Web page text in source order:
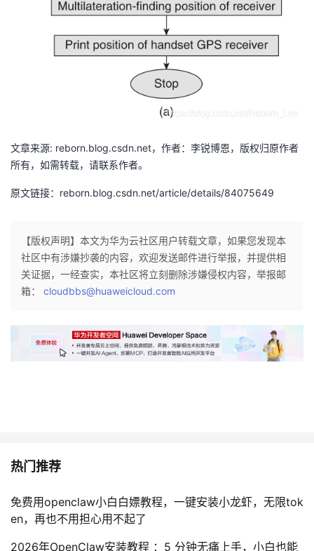
文章来源: reborn.blog.csdn.net，作者：李锐博恩，版权归原作者
所有，如需转载，请联系作者。
原文链接：reborn.blog.csdn.net/article/details/84075649
【版权声明】本文为华为云社区用户转载文章，如果您发现本
社区中有涉嫌抄袭的内容，欢迎发送邮件进行举报，并提供相
关证据，一经查实，本社区将立刻删除涉嫌侵权内容，举报邮
箱： cloudbbs@huaweicloud.com
热门推荐
免费用openclaw小白白嫖教程，一键安装小龙虾，无限tok
en，再也不用担心用不起了
2026年OpenClaw安装教程 ：5 分钟无痛上手，小白也能